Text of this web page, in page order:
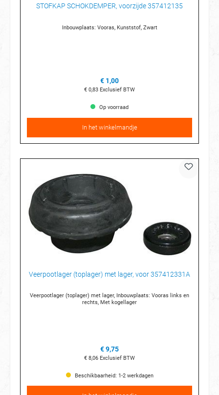
STOFKAP SCHOKDEMPER, voorzijde 357412135
Inbouwplaats: Vooras, Kunststof, Zwart
€ 1,00
€ 0,83 Exclusief BTW
Op voorraad
In het winkelmandje
Veerpootlager (toplager) met lager, voor 357412331A
Veerpootlager (toplager) met lager, Inbouwplaats: Vooras links en
rechts, Met kogellager
€ 9,75
€ 8,06 Exclusief BTW
Beschikbaarheid: 1-2 werkdagen